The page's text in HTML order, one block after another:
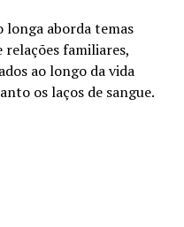
longa aborda temas
relações familiares,
ao longo da vida
os laços de sangue.